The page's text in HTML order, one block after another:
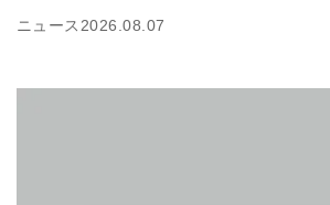
ニュース2026.08.07